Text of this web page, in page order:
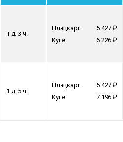
1 д. 3 ч.
Плацкарт
5 427
Купе
6 226
1 д. 5 ч.
Плацкарт
5 427
Купе
7 196